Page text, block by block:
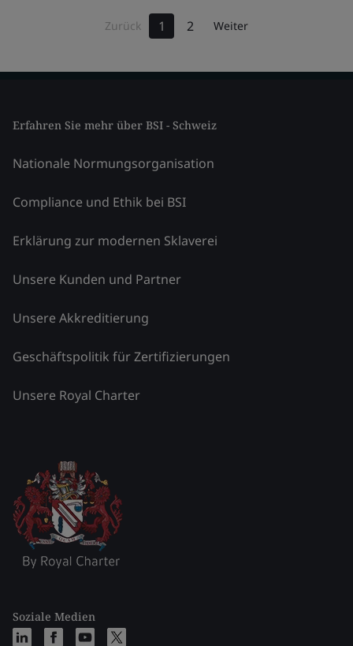
Zurück 1 2 Weiter
Erfahren Sie mehr über BSI - Schweiz
Nationale Normungsorganisation
Compliance und Ethik bei BSI
Erklärung zur modernen Sklaverei
Unsere Kunden und Partner
Unsere Akkreditierung
Geschäftspolitik für Zertifizierungen
Unsere Royal Charter
Soziale Medien